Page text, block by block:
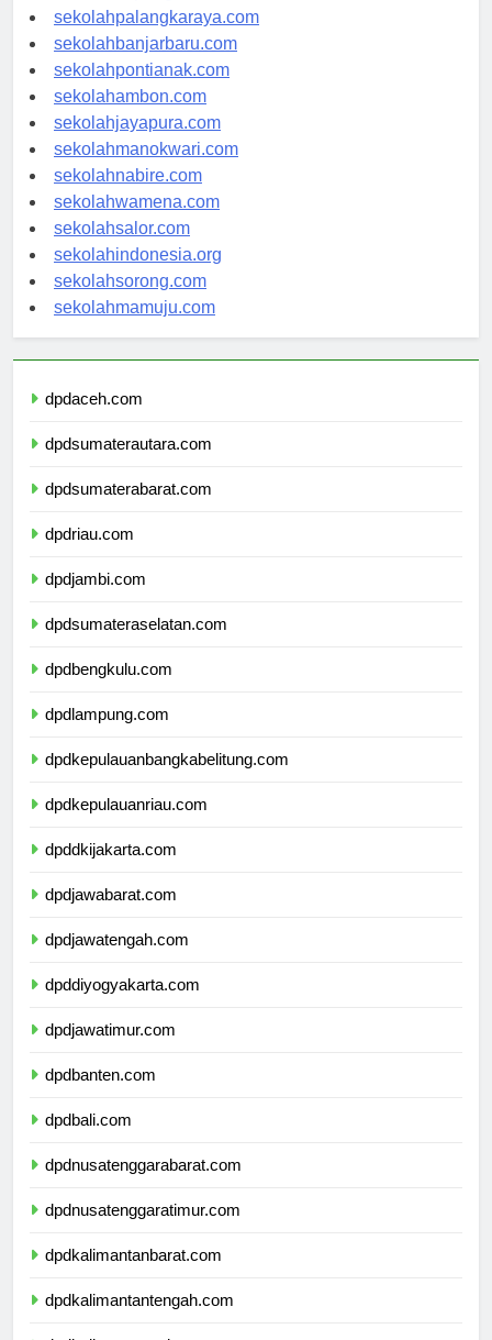
sekolahkupang.com
sekolahpalangkaraya.com
sekolahbanjarbaru.com
sekolahpontianak.com
sekolahambon.com
sekolahjayapura.com
sekolahmanokwari.com
sekolahnabire.com
sekolahwamena.com
sekolahsalor.com
sekolahindonesia.org
sekolahsorong.com